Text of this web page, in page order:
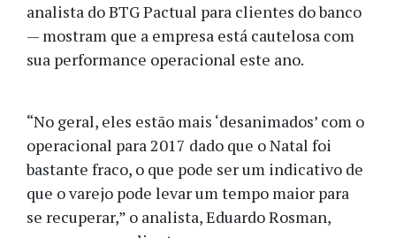
analista do BTG Pactual para clientes do banco
— mostram que a empresa está cautelosa com
sua performance operacional este ano.
“No geral, eles estão mais ‘desanimados’ com o
operacional para 2017 dado que o Natal foi
bastante fraco, o que pode ser um indicativo de
que o varejo pode levar um tempo maior para
se recuperar,” o analista, Eduardo Rosman,